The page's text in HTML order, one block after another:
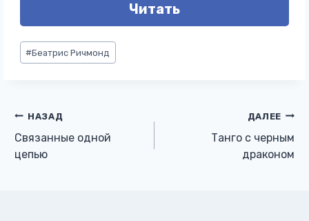
Читать
Метки
записи:
#Беатрис Ричмонд
Навигация
по
НАЗАД
Связанные одной
цепью
ДАЛЕЕ
Танго с черным
драконом